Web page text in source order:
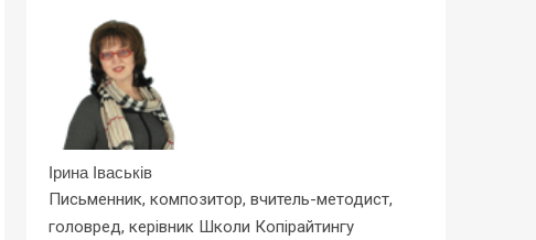
Ірина Іваськів
Письменник, композитор, вчитель-методист,
головред, керівник Школи Копірайтингу